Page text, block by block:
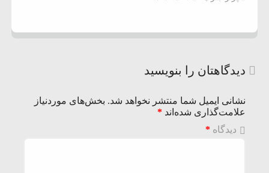
دیدگاهتان را بنویسید
نشانی ایمیل شما منتشر نخواهد شد. بخش‌های موردنیاز
علامت‌گذاری شده‌اند *
دیدگاه *